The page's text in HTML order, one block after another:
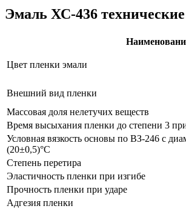
Эмаль ХС-436
Цвет пленки эмали
Внешний вид пленки
Массовая доля нелетучих веществ
Время высыхания пленки до степени 3
Условная вязкость основы по ВЗ-246 с
(20±0,5)°С
Степень перетира
Эластичность пленки при изгибе
Прочность пленки при ударе
Адгезия пленки